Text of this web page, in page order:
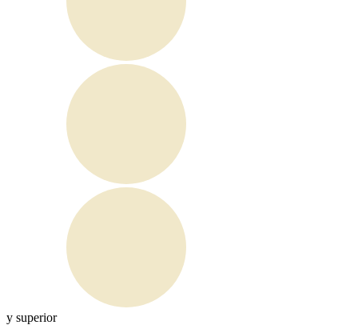
y superior